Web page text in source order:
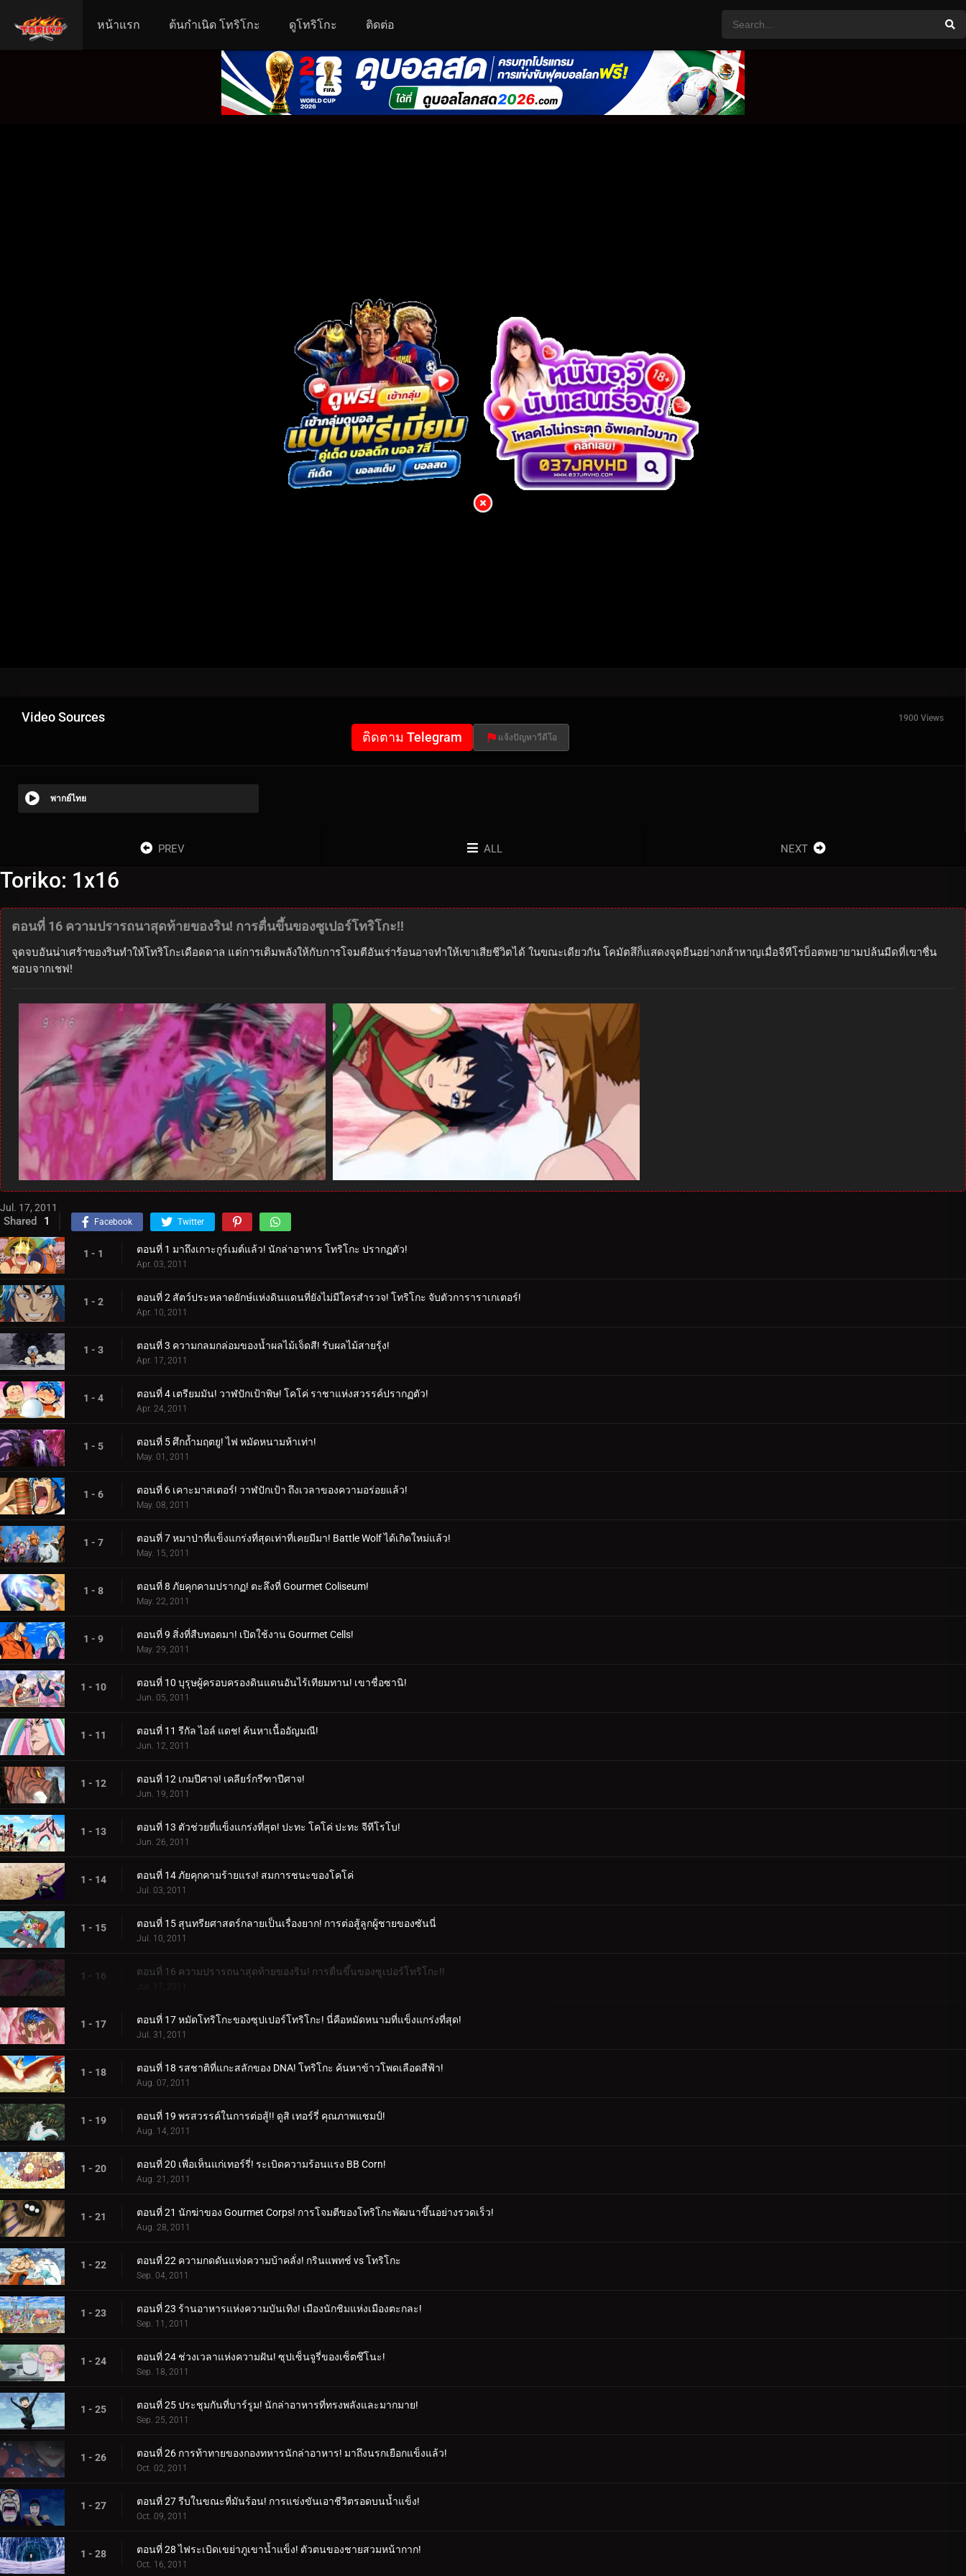
หน้าแรก ต้นกำเนิด โทริโกะ ดูโทริโกะ ติดต่อ
Video Sources 1900 Views
ติดตาม Telegram แจ้งปัญหาวีดีโอ
พากย์ไทย
PREV ALL NEXT
Toriko: 1x16
ตอนที่ 16 ความปรารถนาสุดท้ายของริน! การตื่นขึ้นของซูเปอร์โทริโกะ!!
จุดจบอันน่าเศร้าของรินทำให้โทริโกะเดือดดาล แต่การเติมพลังให้กับการโจมตีอันเร่าร้อนอาจทำให้เขาเสียชีวิตได้ ในขณะเดียวกัน โคมัตสึก็แสดงจุดยืนอย่างกล้าหาญเมื่อจีทีโรบ็อตพยายามปล้นมีดที่เขาชื่น
ชอบจากเชฟ!
Jul. 17, 2011
Shared 1 Facebook Twitter
1 - 1 ตอนที่ 1 มาถึงเกาะกูร์เมต์แล้ว! นักล่าอาหาร โทริโกะ ปรากฏตัว!
Apr. 03, 2011
1 - 2 ตอนที่ 2 สัตว์ประหลาดยักษ์แห่งดินแดนที่ยังไม่มีใครสำรวจ! โทริโกะ จับตัวการาราเกเตอร์!
Apr. 10, 2011
1 - 3 ตอนที่ 3 ความกลมกล่อมของน้ำผลไม้เจ็ดสี! รับผลไม้สายรุ้ง!
Apr. 17, 2011
1 - 4 ตอนที่ 4 เตรียมมัน! วาฬปักเป้าพิษ! โคโค่ ราชาแห่งสวรรค์ปรากฏตัว!
Apr. 24, 2011
1 - 5 ตอนที่ 5 ศึกถ้ำมฤตยู! ไฟ หมัดหนามห้าเท่า!
May. 01, 2011
1 - 6 ตอนที่ 6 เคาะมาสเตอร์! วาฬปักเป้า ถึงเวลาของความอร่อยแล้ว!
May. 08, 2011
1 - 7 ตอนที่ 7 หมาป่าที่แข็งแกร่งที่สุดเท่าที่เคยมีมา! Battle Wolf ได้เกิดใหม่แล้ว!
May. 15, 2011
1 - 8 ตอนที่ 8 ภัยคุกคามปรากฏ! ตะลึงที่ Gourmet Coliseum!
May. 22, 2011
1 - 9 ตอนที่ 9 สิ่งที่สืบทอดมา! เปิดใช้งาน Gourmet Cells!
May. 29, 2011
1 - 10 ตอนที่ 10 บุรุษผู้ครอบครองดินแดนอันไร้เทียมทาน! เขาชื่อซานิ!
Jun. 05, 2011
1 - 11 ตอนที่ 11 รีกัล ไอล์ แดช! ค้นหาเนื้ออัญมณี!
Jun. 12, 2011
1 - 12 ตอนที่ 12 เกมปีศาจ! เคลียร์กรีฑาปีศาจ!
Jun. 19, 2011
1 - 13 ตอนที่ 13 ตัวช่วยที่แข็งแกร่งที่สุด! ปะทะ โคโค่ ปะทะ จีทีโรโบ!
Jun. 26, 2011
1 - 14 ตอนที่ 14 ภัยคุกคามร้ายแรง! สมการชนะของโคโค่
Jul. 03, 2011
1 - 15 ตอนที่ 15 สุนทรียศาสตร์กลายเป็นเรื่องยาก! การต่อสู้ลูกผู้ชายของซันนี่
Jul. 10, 2011
1 - 16 ตอนที่ 16 ความปรารถนาสุดท้ายของริน! การตื่นขึ้นของซูเปอร์โทริโกะ!!
Jul. 17, 2011
1 - 17 ตอนที่ 17 หมัดโทริโกะของซุปเปอร์โทริโกะ! นี่คือหมัดหนามที่แข็งแกร่งที่สุด!
Jul. 31, 2011
1 - 18 ตอนที่ 18 รสชาติที่แกะสลักของ DNA! โทริโกะ ค้นหาข้าวโพดเลือดสีฟ้า!
Aug. 07, 2011
1 - 19 ตอนที่ 19 พรสวรรค์ในการต่อสู้!! ดูสิ เทอร์รี่ คุณภาพแชมป์!
Aug. 14, 2011
1 - 20 ตอนที่ 20 เพื่อเห็นแก่เทอร์รี่! ระเบิดความร้อนแรง BB Corn!
Aug. 21, 2011
1 - 21 ตอนที่ 21 นักฆ่าของ Gourmet Corps! การโจมตีของโทริโกะพัฒนาขึ้นอย่างรวดเร็ว!
Aug. 28, 2011
1 - 22 ตอนที่ 22 ความกดดันแห่งความบ้าคลั่ง! กรินแพทช์ vs โทริโกะ
Sep. 04, 2011
1 - 23 ตอนที่ 23 ร้านอาหารแห่งความบันเทิง! เมืองนักชิมแห่งเมืองตะกละ!
Sep. 11, 2011
1 - 24 ตอนที่ 24 ช่วงเวลาแห่งความฝัน! ซุปเซ็นจูรี่ของเซ็ตซึโนะ!
Sep. 18, 2011
1 - 25 ตอนที่ 25 ประชุมกันที่บาร์รูม! นักล่าอาหารที่ทรงพลังและมากมาย!
Sep. 25, 2011
1 - 26 ตอนที่ 26 การท้าทายของกองทหารนักล่าอาหาร! มาถึงนรกเยือกแข็งแล้ว!
Oct. 02, 2011
1 - 27 ตอนที่ 27 รีบในขณะที่มันร้อน! การแข่งขันเอาชีวิตรอดบนน้ำแข็ง!
Oct. 09, 2011
1 - 28 ตอนที่ 28 ไฟระเบิดเขย่าภูเขาน้ำแข็ง! ตัวตนของชายสวมหน้ากาก!
Oct. 16, 2011